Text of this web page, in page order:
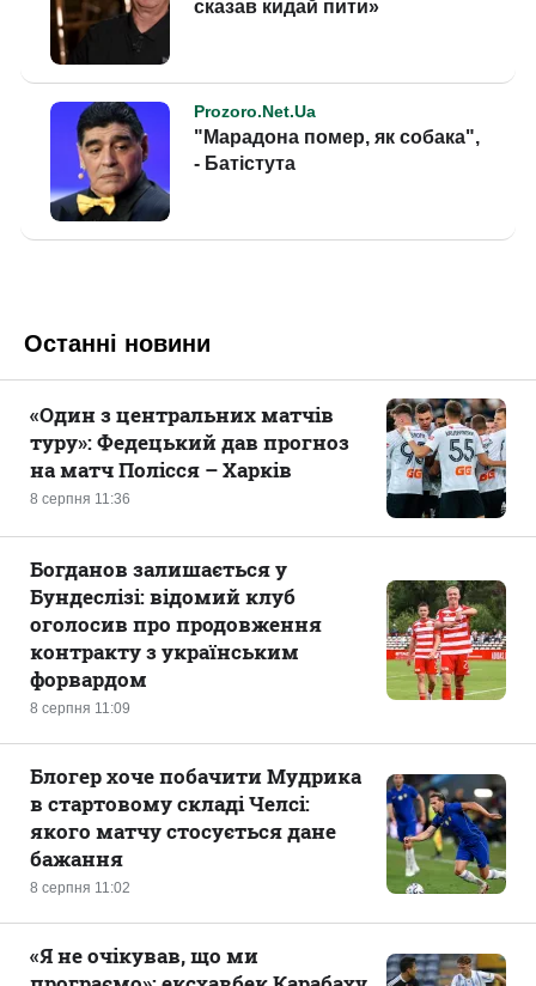
Останні новини
8 серпня 11:36
«Один з центральних матчів
туру»: Федецький дав прогноз
на матч Полісся – Харків
8 серпня 11:09
Богданов залишається у
Бундеслізі: відомий клуб
оголосив про продовження
контракту з українським
форвардом
8 серпня 11:02
Блогер хоче побачити Мудрика
в стартовому складі Челсі:
якого матчу стосується дане
бажання
«Я не очікував, що ми